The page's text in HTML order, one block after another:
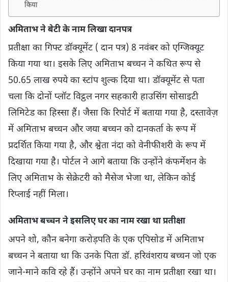
किया
अमिताभ ने बेटी के नाम लिखा दानपत्र
प्रतीक्षा का गिफ्ट डॉक्यूमेंट ( दान पत्र) 8 नवंबर को एग्‍जिक्‍यूट
किया गया था। इसके लिए अमिताभ बच्चन ने कथित रूप से
50.65 लाख रुपये का स्टांप शुल्क दिया था। डॉक्यूमेंट से पता
चला कि दोनों प्लॉट विट्ठल नगर सहकारी हाउसिंग सोसाइटी
लिमिटेड का हिस्‍सा हैं। जैसा कि रिपोर्ट में बताया गया है, दस्तावेज़
में अमिताभ बच्चन और जया बच्चन को दानकर्ता के रूप में
प्रदर्शित किया गया है, और श्वेता नंदा को वेनीफीशरी के रूप में
दिखाया गया है। पोर्टल ने आगे बताया कि उन्होंने कंफर्मेशन के
लिए अमिताभ के सेक्रेटरी को मैसेज भेजा था, लेकिन कोई
रिप्लाई नहीं मिला।
अमिताभ बच्चन ने इसलिए घर का नाम रखा था प्रतीक्षा
अपने शो, कौन बनेगा करोड़पति के एक एपिसोड में अमिताभ
बच्चन ने बताया था कि उनके पिता डॉ. हरिवंशराय बच्चन जो एक
जाने-माने कवि रहे हैं। उन्‍होंने अपने घर का नाम प्रतीक्षा रखा था।